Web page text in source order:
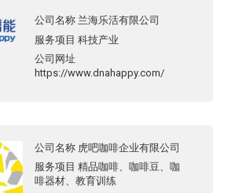
公司名称 兰海乐活有限公司
服务项目 科技产业
公司网址
https://www.dnahappy.com/
公司名称 虎吧咖啡企业有限公司
服务项目 精品咖啡、咖啡豆、咖
啡器材、教育训练